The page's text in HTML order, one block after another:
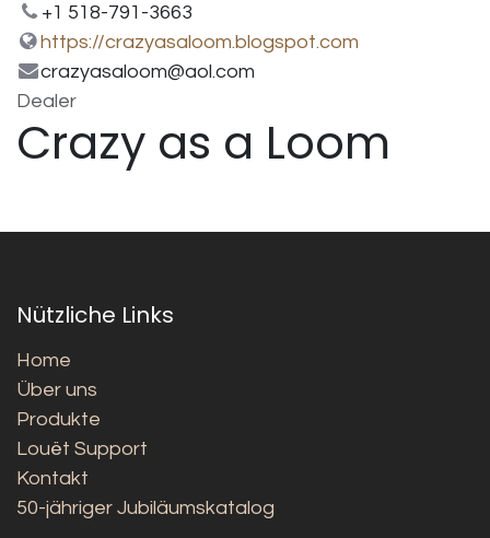
+1 518-791-3663
https://crazyasaloom.blogspot.com
crazyasaloom@aol.com
Dealer
Crazy as a Loom
Nützliche Links
Home
Über uns
Produkte
Louët Support
Kontakt
50-jähriger Jubiläumskatalog